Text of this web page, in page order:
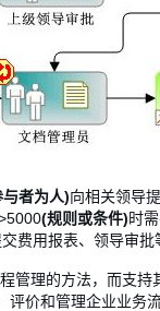
者为人)向相关领导
(规则或条件)时
费用报表、领导审
管理的方法，而支
价和管理企业业